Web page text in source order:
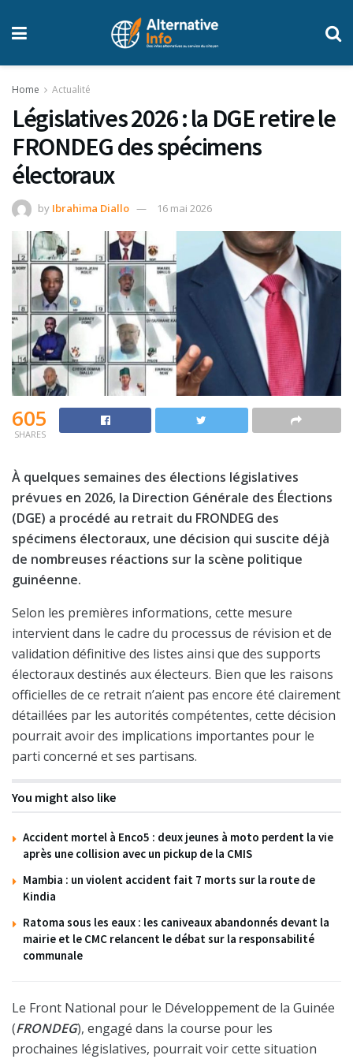
Home Actualité
Législatives 2026 : la DGE retire le
FRONDEG des spécimens
électoraux
by Ibrahima Diallo 16 mai 2026
605
SHARES
À quelques semaines des élections législatives
prévues en 2026, la Direction Générale des Élections
(DGE) a procédé au retrait du FRONDEG des
spécimens électoraux, une décision qui suscite déjà
de nombreuses réactions sur la scène politique
guinéenne.
Selon les premières informations, cette mesure
intervient dans le cadre du processus de révision et de
validation définitive des listes ainsi que des supports
électoraux destinés aux électeurs. Bien que les raisons
officielles de ce retrait n’aient pas encore été clairement
détaillées par les autorités compétentes, cette décision
pourrait avoir des implications importantes pour le
parti concerné et ses partisans.
You might also like
Accident mortel à Enco5 : deux jeunes à moto perdent la vie
après une collision avec un pickup de la CMIS
Mambia : un violent accident fait 7 morts sur la route de
Kindia
Ratoma sous les eaux : les caniveaux abandonnés devant la
mairie et le CMC relancent le débat sur la responsabilité
communale
Le Front National pour le Développement de la Guinée
(FRONDEG), engagé dans la course pour les
prochaines législatives, pourrait voir cette situation